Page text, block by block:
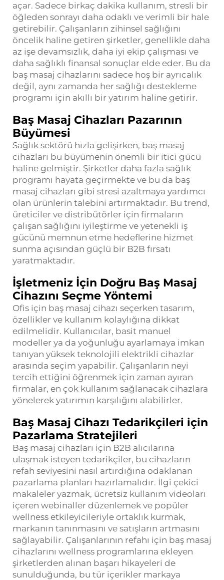
açar. Sadece birkaç dakika kullanım, stresli bir
öğleden sonrayı daha odaklı ve verimli bir hale
getirebilir. Çalışanların zihinsel sağlığını
öncelik haline getiren şirketler, genellikle daha
az işe devamsızlık, daha iyi ekip çalışması ve
daha sağlıklı finansal sonuçlar elde eder. Bu da
baş masaj cihazlarını sadece hoş bir ayrıcalık
değil, aynı zamanda her sağlığı destekleme
programı için akıllı bir yatırım haline getirir.
Baş Masaj Cihazları Pazarının
Büyümesi
Sağlık sektörü hızla gelişirken, baş masaj
cihazları bu büyümenin önemli bir itici gücü
haline gelmiştir. Şirketler daha fazla sağlık
programı hayata geçirmekte ve bu da baş
masaj cihazları gibi stresi azaltmaya yardımcı
olan ürünlerin talebini artırmaktadır. Bu trend,
üreticiler ve distribütörler için firmaların
çalışan sağlığını iyileştirme ve yetenekli iş
gücünü memnun etme hedeflerine hizmet
sunma açısından güçlü bir B2B fırsatı
yaratmaktadır.
İşletmeniz İçin Doğru Baş Masaj
Cihazını Seçme Yöntemi
Ofis için baş masaj cihazı seçerken tasarım,
özellikler ve kullanım kolaylığına dikkat
edilmelidir. Kullanıcılar, basit manuel
modeller ya da yoğunluğu ayarlamaya imkan
tanıyan yüksek teknolojili elektrikli cihazlar
arasında seçim yapabilir. Çalışanların neyi
tercih ettiğini öğrenmek için zaman ayıran
firmalar, en çok kullanım sağlanacak cihazlara
yönelerek yatırımın karşılığını alabilirler.
Baş Masaj Cihazı Tedarikçileri için
Pazarlama Stratejileri
Baş masaj cihazları için B2B alıcılarına
ulaşmak isteyen tedarikçiler, bu cihazların
refah seviyesini nasıl artırdığına odaklanan
pazarlama planları hazırlamalıdır. İlgi çekici
makaleler yazmak, ücretsiz kullanım videoları
içeren webinaller düzenlemek ve popüler
wellness etkileyicileriyle ortaklık kurmak,
markanın tanınmasını ve satışların artmasını
sağlayabilir. Çalışanlarının refahı için baş masaj
cihazlarını wellness programlarına ekleyen
şirketlerden alınan başarı hikayeleri de
sunulduğunda, bu tür içerikler markaya